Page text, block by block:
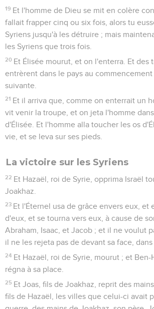
19 Et l'homme de Dieu se mit en colère
fallait frapper cinq ou six fois, alors tu
Syriens jusqu'à les détruire ; mais
les Syriens que trois fois.
20 Et Élisée mourut, et on l'enterra. Et des
entrèrent dans le pays au
suivante.
21 Et il arriva que, comme on enterrait un
vit venir la troupe, et on jeta l'homme
d'Élisée. Et l'homme alla toucher les os
vie, et se leva sur ses pieds.
La victoire sur les Syriens
22 Et Hazaël, roi de Syrie, opprima Israël
Joakhaz.
23 Et l'Éternel usa de grâce envers eux, et
d'eux, et se tourna vers eux, à cause de
Abraham, Isaac, et Jacob ; et il ne voulut
il ne les rejeta pas de devant sa face, dans
24 Et Hazaël, roi de Syrie, mourut ; et Ben-
régna à sa place.
25 Et Joas, fils de Joakhaz, reprit des
fils de Hazaël, les villes que celui-ci avait